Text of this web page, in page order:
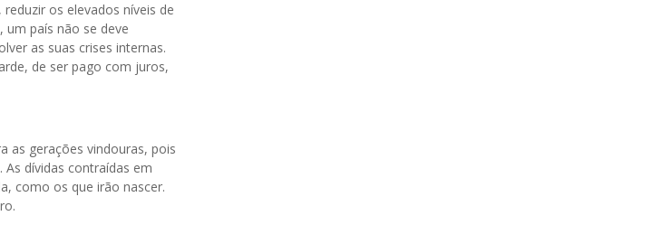
os elevados níveis de
um país não se deve
as suas crises internas.
de ser pago com juros,
as gerações vindouras, pois
dívidas contraídas em
como os que irão nascer.